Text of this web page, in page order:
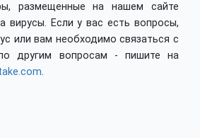
размещенные на нашем сайте
вирусы. Если у вас есть вопросы,
или вам необходимо связаться с
другим вопросам - пишите на
.